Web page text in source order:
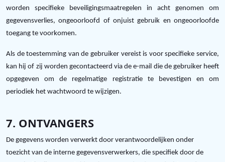
worden specifieke beveiligingsmaatregelen in acht genomen om
gegevensverlies, ongeoorloofd of onjuist gebruik en ongeoorloofde
toegang te voorkomen.
Als de toestemming van de gebruiker vereist is voor specifieke service,
kan hij of zij worden gecontacteerd via de e-mail die de gebruiker heeft
opgegeven om de regelmatige registratie te bevestigen en om
periodiek het wachtwoord te wijzigen.
7. ONTVANGERS
De gegevens worden verwerkt door verantwoordelijken onder
toezicht van de interne gegevensverwerkers, die specifiek door de